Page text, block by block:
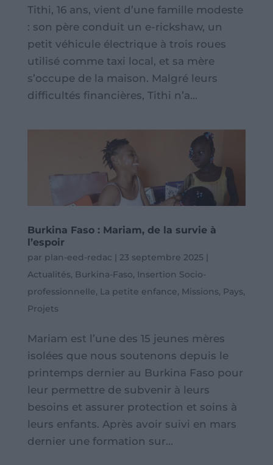
Tithi, 16 ans, vient d’une famille modeste
: son père conduit un e-rickshaw, un
petit véhicule électrique à trois roues
utilisé comme taxi local, et sa mère
s’occupe de la maison. Malgré leurs
difficultés financières, Tithi n’a...
Burkina Faso : Mariam, de la survie à
l’espoir
par plan-eed-redac | 23 septembre 2025 |
Actualités, Burkina-Faso, Insertion Socio-
professionnelle, La petite enfance, Missions, Pays,
Projets
Mariam est l’une des 15 jeunes mères
isolées que nous soutenons depuis le
printemps dernier au Burkina Faso pour
leur permettre de subvenir à leurs
besoins et assurer protection et soins à
leurs enfants. Après avoir suivi en mars
dernier une formation sur...